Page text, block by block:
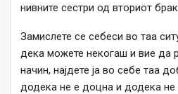
нивните сестри од вториот
Замислете се себеси во таа
дека можете некогаш и вие да
начин, најдете ја во себе таа
додека не е доцна и додека не